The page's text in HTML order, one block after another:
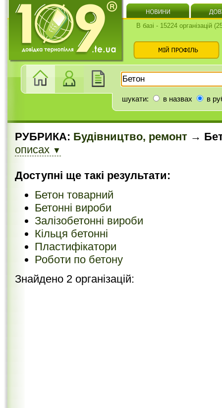
В базі - 15224 організацій
шукати: в назвах в
РУБРИКА: Будівництво, ремонт →
описах ▼
Доступні ще такі результати:
Бетон товарний
Бетонні вироби
Залізобетонні вироби
Кільця бетонні
Пластифікатори
Роботи по бетону
Знайдено 2 організацій: